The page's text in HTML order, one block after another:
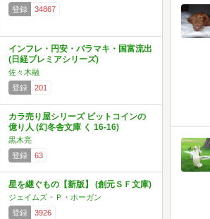
登録
34867
インフレ・円安・バラマキ・国富流出
(日経プレミアシリーズ)
佐々木融
登録
201
カラ売り屋シリーズ ビットコインの
億り人 (幻冬舎文庫 く 16-16)
黒木亮
登録
63
星を継ぐもの【新版】 (創元ＳＦ文庫)
ジェイムズ・Ｐ・ホーガン
登録
3926